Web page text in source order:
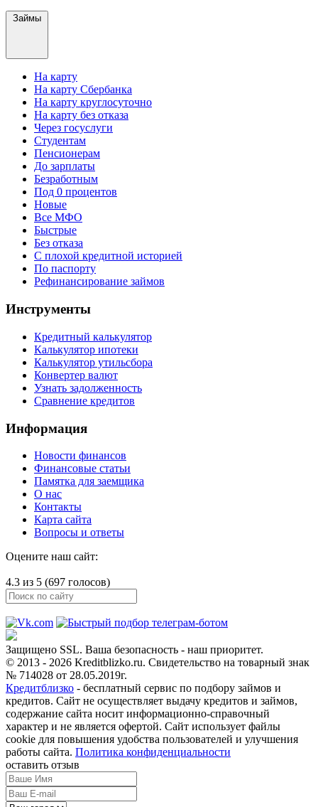
Займы
На карту
На карту Сбербанка
На карту круглосуточно
На карту без отказа
Через госуслуги
Студентам
Пенсионерам
До зарплаты
Безработным
Под 0 процентов
Новые
Все МФО
Быстрые
Без отказа
С плохой кредитной историей
По паспорту
Рефинансирование займов
Инструменты
Кредитный калькулятор
Калькулятор ипотеки
Калькулятор утильсбора
Конвертер валют
Узнать задолженность
Сравнение кредитов
Информация
Новости финансов
Финансовые статьи
Памятка для заемщика
О нас
Контакты
Карта сайта
Вопросы и ответы
Оцените наш сайт:
4.3 из 5 (697 голосов)
Защищено SSL. Ваша безопасность - наш приоритет.
© 2013 - 2026 Kreditblizko.ru. Свидетельство на товарный знак
№ 714028 от 28.05.2019г.
Кредитблизко - бесплатный сервис по подбору займов и
кредитов. Сайт не осуществляет выдачу кредитов и займов,
содержание сайта носит информационно-справочный
характер и не является офертой. Сайт использует файлы
cookie для повышения удобства пользователей и улучшения
работы сайта. Политика конфиденциальности
оставить отзыв